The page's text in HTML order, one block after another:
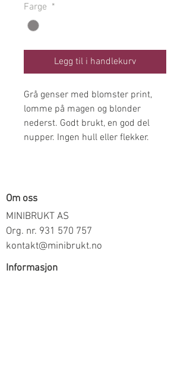
Farge *
Legg til i handlekurv
Grå genser med blomster print,
lomme på magen og blonder
nederst. Godt brukt, en god del
nupper. Ingen hull eller flekker.
Om oss
MINIBRUKT AS
Org. nr. 931 570 757
kontakt@minibrukt.no
Informasjon